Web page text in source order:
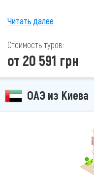
Читать далее
Стоимость туров:
от 20 591 грн
ОАЭ из Киева